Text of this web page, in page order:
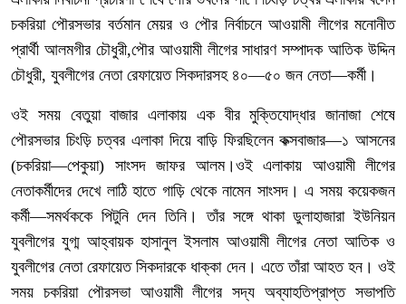
চকরিয়া পৌরসভার বর্তমান মেয়র ও পৌর নির্বাচনে আওয়ামী লীগের মনোনীত
প্রার্থী আলমগীর চৌধুরী,পৌর আওয়ামী লীগের সাধারণ সম্পাদক আতিক উদ্দিন
চৌধুরী, যুবলীগের নেতা রেফায়েত সিকদারসহ ৪০—৫০ জন নেতা—কর্মী।
ওই সময় বেতুয়া বাজার এলাকায় এক বীর মুক্তিযোদ্ধার জানাজা শেষে
পৌরসভার চিংড়ি চত্বর এলাকা দিয়ে বাড়ি ফিরছিলেন কক্সবাজার—১ আসনের
(চকরিয়া—পেকুয়া) সাংসদ জাফর আলম।ওই এলাকায় আওয়ামী লীগের
নেতাকর্মীদের দেখে লাঠি হাতে গাড়ি থেকে নামেন সাংসদ। এ সময় কয়েকজন
কর্মী—সমর্থককে পিটুনি দেন তিনি। তাঁর সঙ্গে থাকা ডুলাহাজারা ইউনিয়ন
যুবলীগের যুগ্ম আহ্বায়ক হাসানুল ইসলাম আওয়ামী লীগের নেতা আতিক ও
যুবলীগের নেতা রেফায়েত সিকদারকে ধাক্কা দেন। এতে তাঁরা আহত হন। ওই
সময় চকরিয়া পৌরসভা আওয়ামী লীগের সদ্য অব্যাহতিপ্রাপ্ত সভাপতি